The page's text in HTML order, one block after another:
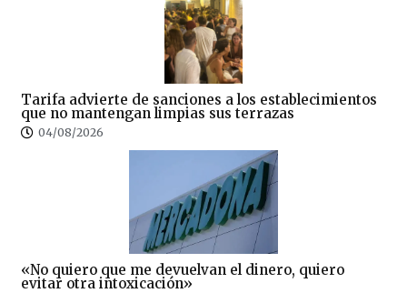
Tarifa advierte de sanciones a los establecimientos
que no mantengan limpias sus terrazas
04/08/2026
«No quiero que me devuelvan el dinero, quiero
evitar otra intoxicación»